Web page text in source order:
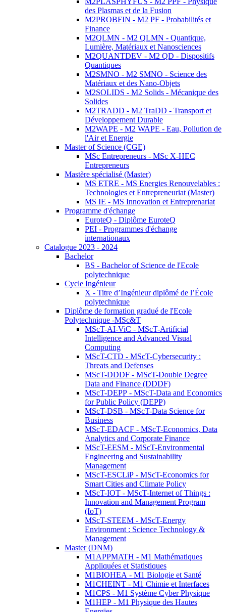
des Plasmas et de la Fusion
M2PROBFIN - M2 PF - Probabilités et
Finance
M2QLMN - M2 QLMN - Quantique,
Lumière, Matériaux et Nanosciences
M2QUANTDEV - M2 QD - Dispositifs
Quantiques
M2SMNO - M2 SMNO - Science des
Matériaux et des Nano-Objets
M2SOLIDS - M2 Solids - Mécanique des
Solides
M2TRADD - M2 TraDD - Transport et
Développement Durable
M2WAPE - M2 WAPE - Eau, Pollution de
l'Air et Energie
Master of Science (CGE)
MSc Entrepreneurs - MSc X-HEC
Entrepreneurs
Mastère spécialisé (Master)
MS ETRE - MS Energies Renouvelables :
Technologies et Entrepreneuriat (Master)
MS IE - MS Innovation et Entreprenariat
Programme d'échange
EuroteQ - Diplôme EuroteQ
PEI - Programmes d'échange
internationaux
Catalogue 2023 - 2024
Bachelor
BS - Bachelor of Science de l'Ecole
polytechnique
Cycle Ingénieur
X - Titre d’Ingénieur diplômé de l’École
polytechnique
Diplôme de formation gradué de l'Ecole
Polytechnique -MSc&T
MScT-AI-ViC - MScT-Artificial
Intelligence and Advanced Visual
Computing
MScT-CTD - MScT-Cybersecurity :
Threats and Defenses
MScT-DDDF - MScT-Double Degree
Data and Finance (DDDF)
MScT-DEPP - MScT-Data and Economics
for Public Policy (DEPP)
MScT-DSB - MScT-Data Science for
Business
MScT-EDACF - MScT-Economics, Data
Analytics and Corporate Finance
MScT-EESM - MScT-Environmental
Engineering and Sustainability
Management
MScT-ESCLiP - MScT-Economics for
Smart Cities and Climate Policy
MScT-IOT - MScT-Internet of Things :
Innovation and Management Program
(IoT)
MScT-STEEM - MScT-Energy
Environment : Science Technology &
Management
Master (DNM)
M1APPMATH - M1 Mathématiques
Appliquées et Statistiques
M1BIOHEA - M1 Biologie et Santé
M1CHEINT - M1 Chimie et Interfaces
M1CPS - M1 Système Cyber Physique
M1HEP - M1 Physique des Hautes